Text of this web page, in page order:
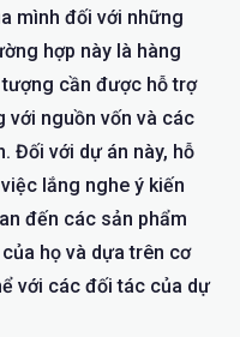
mình đối với những
hợp này là hàng
cần được hỗ trợ
với nguồn vốn và các
Đối với dự án này, hỗ
lắng nghe ý kiến
đến các sản phẩm
họ và dựa trên cơ
với các đối tác của dự